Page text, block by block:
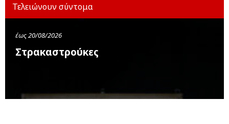
Τελειώνουν σύντομα
έως 20/08/2026
Στρακαστρούκες